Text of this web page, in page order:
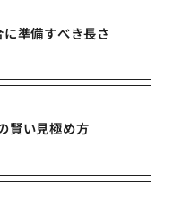
準備すべき長さ
賢い見極め方